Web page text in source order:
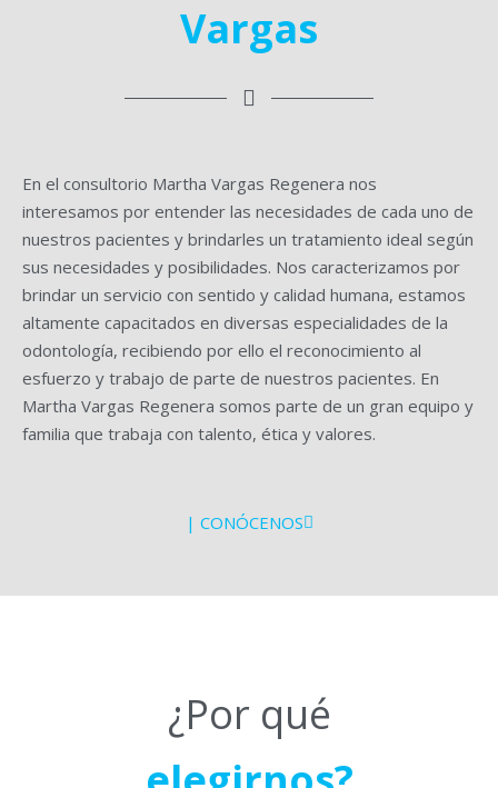
Vargas
En el consultorio Martha Vargas Regenera nos
interesamos por entender las necesidades de cada uno de
nuestros pacientes y brindarles un tratamiento ideal según
sus necesidades y posibilidades. Nos caracterizamos por
brindar un servicio con sentido y calidad humana, estamos
altamente capacitados en diversas especialidades de la
odontología, recibiendo por ello el reconocimiento al
esfuerzo y trabajo de parte de nuestros pacientes. En
Martha Vargas Regenera somos parte de un gran equipo y
familia que trabaja con talento, ética y valores.
| CONÓCENOS
¿Por qué